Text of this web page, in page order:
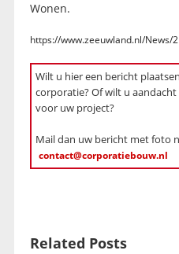
Wonen.
https://www.zeeuwland.nl/News/
Wilt u hier een bericht
corporatie? Of wilt u
voor uw project?
Mail dan uw bericht met foto
contact@corporatiebouw.nl
Related Posts